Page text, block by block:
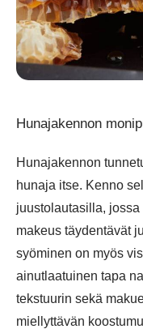
Hunajakennon
Hunajakennon
hunaja itse. Kenno
juustolautasilla,
makeus täydentävät
syöminen on myös
ainutlaatuinen tapa
tekstuurin sekä
miellyttävän